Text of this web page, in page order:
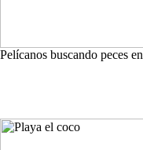
Pelícanos buscando peces